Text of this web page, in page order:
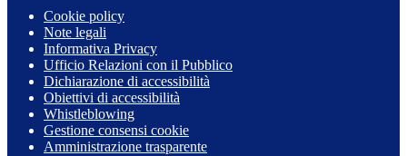
Cookie policy
Note legali
Informativa Privacy
Ufficio Relazioni con il Pubblico
Dichiarazione di accessibilità
Obiettivi di accessibilità
Whistleblowing
Gestione consensi cookie
Amministrazione trasparente